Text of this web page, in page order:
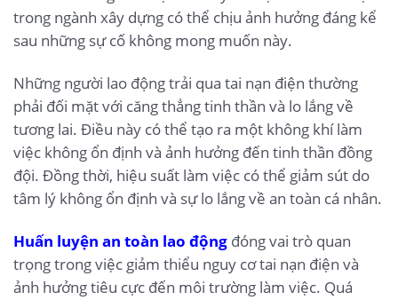
trong ngành xây dựng có thể chịu ảnh hưởng đáng kể
sau những sự cố không mong muốn này.
Những người lao động trải qua tai nạn điện thường
phải đối mặt với căng thẳng tinh thần và lo lắng về
tương lai. Điều này có thể tạo ra một không khí làm
việc không ổn định và ảnh hưởng đến tinh thần đồng
đội. Đồng thời, hiệu suất làm việc có thể giảm sút do
tâm lý không ổn định và sự lo lắng về an toàn cá nhân.
Huấn luyện an toàn lao động đóng vai trò quan
trọng trong việc giảm thiểu nguy cơ tai nạn điện và
ảnh hưởng tiêu cực đến môi trường làm việc. Quá